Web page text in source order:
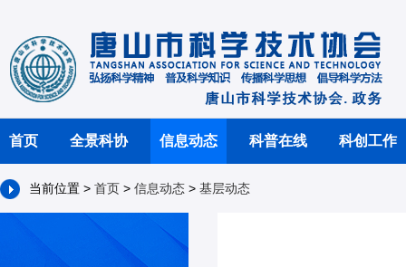
首页 全景科协 信息动态 科普在线 科创工作
当前位置 > 首页 > 信息动态 > 基层动态